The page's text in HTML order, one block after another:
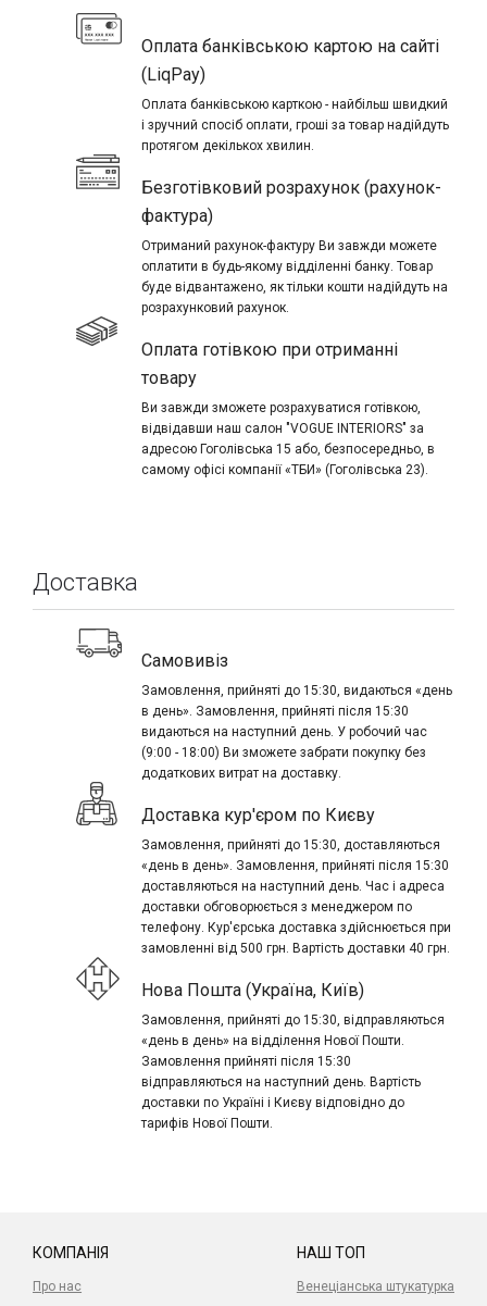
Оплата банківською картою на сайті
(LiqPay)
Оплата банківською карткою - найбільш швидкий
і зручний спосіб оплати, гроші за товар надійдуть
протягом декількох хвилин.
Безготівковий розрахунок (рахунок-
фактура)
Отриманий рахунок-фактуру Ви завжди можете
оплатити в будь-якому відділенні банку. Товар
буде відвантажено, як тільки кошти надійдуть на
розрахунковий рахунок.
Оплата готівкою при отриманні
товару
Ви завжди зможете розрахуватися готівкою,
відвідавши наш салон "VOGUE INTERIORS" за
адресою Гоголівська 15 або, безпосередньо, в
самому офісі компанії «ТБИ» (Гоголівська 23).
Доставка
Самовивіз
Замовлення, прийняті до 15:30, видаються «день
в день». Замовлення, прийняті після 15:30
видаються на наступний день. У робочий час
(9:00 - 18:00) Ви зможете забрати покупку без
додаткових витрат на доставку.
Доставка кур'єром по Києву
Замовлення, прийняті до 15:30, доставляються
«день в день». Замовлення, прийняті після 15:30
доставляються на наступний день. Час і адреса
доставки обговорюється з менеджером по
телефону. Кур'єрська доставка здійснюється при
замовленні від 500 грн. Вартість доставки 40 грн.
Нова Пошта (Україна, Київ)
Замовлення, прийняті до 15:30, відправляються
«день в день» на відділення Нової Пошти.
Замовлення прийняті після 15:30
відправляються на наступний день. Вартість
доставки по Україні і Києву відповідно до
тарифів Нової Пошти.
КОМПАНІЯ
Про нас
НАШ ТОП
Венеціанська штукатурка